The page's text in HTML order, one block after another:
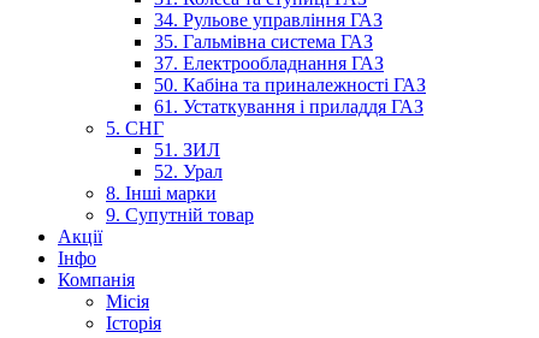
34. Рульове управління ГАЗ
35. Гальмівна система ГАЗ
37. Електрообладнання ГАЗ
50. Кабіна та приналежності ГАЗ
61. Устаткування і приладдя ГАЗ
5. СНГ
51. ЗИЛ
52. Урал
8. Інші марки
9. Супутній товар
Акції
Інфо
Компанія
Місія
Історія